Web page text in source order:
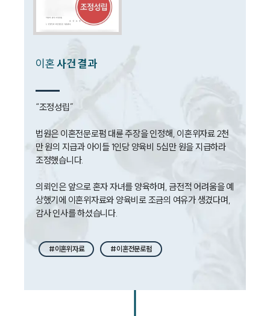
구성원 소개
이혼전문변호사
법률 블로그
법률서식
뉴스레터/브로슈어
대륜법률상담예약
이혼사건 결과
“조정성립”
법원은 이혼전문로펌 대륜 주장을 인정해, 이혼위자료 2천
만 원의 지급과 아이들 1인당 양육비 5십만 원을 지급하라
조정했습니다.
의뢰인은 앞으로 혼자 자녀를 양육하며, 금전적 어려움을 예
상했기에 이혼위자료와 양육비로 조금의 여유가 생겼다며,
감사 인사를 하셨습니다.
#이혼위자료 #이혼전문로펌